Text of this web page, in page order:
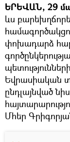
ԵՐԵՎԱՆ, 29
ևս
փոխադարձ
Եվրասիական
ընդլայնված
Մհեր